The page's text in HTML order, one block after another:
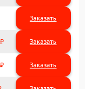
Заказать